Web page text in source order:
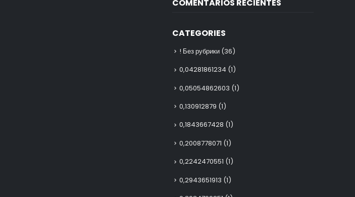
COMENTARIOS RECIENTES
CATEGORIES
! Без рубрики (36)
0,04281861234 (1)
0,05054862603 (1)
0,130912879 (1)
0,1843667428 (1)
0,2008778071 (1)
0,2242470551 (1)
0,2943651913 (1)